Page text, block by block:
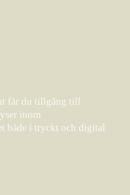
får du tillgång till
inom
både i tryckt och digital